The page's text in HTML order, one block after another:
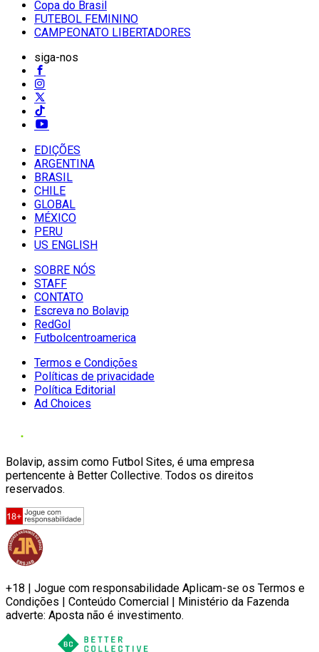
Copa do Brasil
FUTEBOL FEMININO
CAMPEONATO LIBERTADORES
siga-nos
EDIÇÕES
ARGENTINA
BRASIL
CHILE
GLOBAL
MÉXICO
PERU
US ENGLISH
SOBRE NÓS
STAFF
CONTATO
Escreva no Bolavip
RedGol
Futbolcentroamerica
Termos e Condições
Políticas de privacidade
Política Editorial
Ad Choices
Bolavip, assim como Futbol Sites, é uma empresa
pertencente à Better Collective. Todos os direitos
reservados.
+18 | Jogue com responsabilidade Aplicam-se os Termos e
Condições | Conteúdo Comercial | Ministério da Fazenda
adverte: Aposta não é investimento.